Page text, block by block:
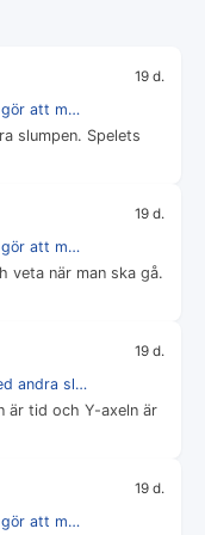
19 d.
gör att m…
slumpen. Spelets
19 d.
gör att m…
veta när man ska gå.
19 d.
andra sl…
är tid och Y-axeln är
19 d.
gör att m…